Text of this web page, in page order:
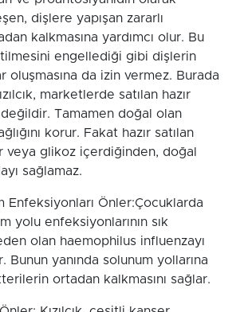
dişlere yapışan zararlı
kalkmasına yardımcı olur. Bu
engellediği gibi dişlerin
oluşmasına da izin vermez. Burada
marketlerde satılan hazır
değildir. Tamamen doğal olan
korur. Fakat hazır satılan
veya glikoz içerdiğinden, doğal
sağlamaz.
Enfeksiyonları Önler:Çocuklarda
yolu enfeksiyonlarının sık
olan haemophilus influenzayı
Bunun yanında solunum yollarına
ortadan kalkmasını sağlar.